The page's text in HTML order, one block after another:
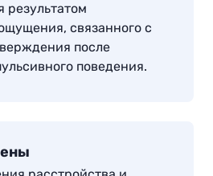
результатом
связанного с
после
поведения.